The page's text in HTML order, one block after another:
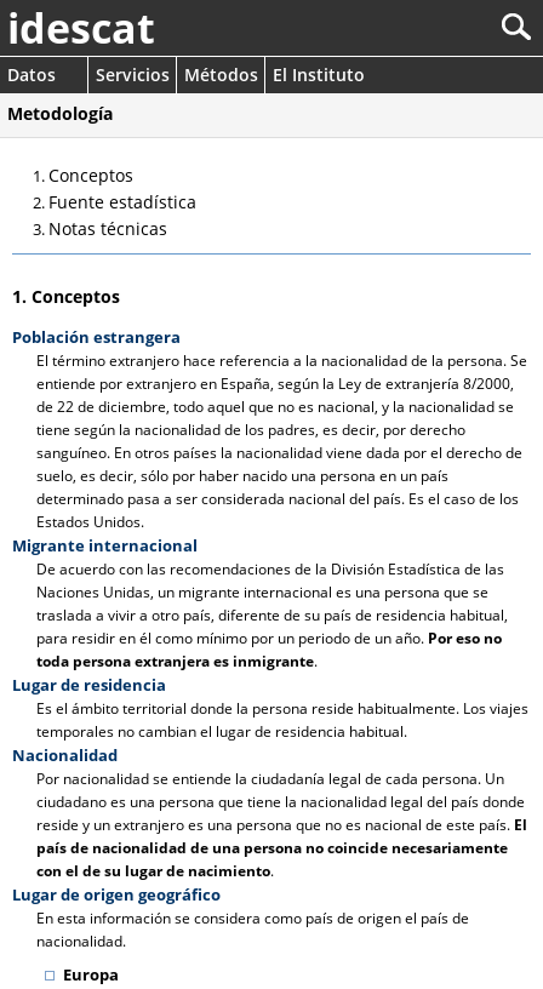
idescat
Datos Servicios Métodos
El Instituto
Metodología
Conceptos
Fuente estadística
Notas técnicas
1. Conceptos
Población estrangera
El término extranjero hace referencia a la nacionalidad de la persona. Se
entiende por extranjero en España, según la Ley de extranjería 8/2000,
de 22 de diciembre, todo aquel que no es nacional, y la nacionalidad se
tiene según la nacionalidad de los padres, es decir, por derecho
sanguíneo. En otros países la nacionalidad viene dada por el derecho de
suelo, es decir, sólo por haber nacido una persona en un país
determinado pasa a ser considerada nacional del país. Es el caso de los
Estados Unidos.
Migrante internacional
De acuerdo con las recomendaciones de la División Estadística de las
Naciones Unidas, un migrante internacional es una persona que se
traslada a vivir a otro país, diferente de su país de residencia habitual,
para residir en él como mínimo por un periodo de un año. Por eso no
toda persona extranjera es inmigrante.
Lugar de residencia
Es el ámbito territorial donde la persona reside habitualmente. Los viajes
temporales no cambian el lugar de residencia habitual.
Nacionalidad
Por nacionalidad se entiende la ciudadanía legal de cada persona. Un
ciudadano es una persona que tiene la nacionalidad legal del país donde
reside y un extranjero es una persona que no es nacional de este país. El
país de nacionalidad de una persona no coincide necesariamente
con el de su lugar de nacimiento.
Lugar de origen geográfico
En esta información se considera como país de origen el país de
nacionalidad.
Europa